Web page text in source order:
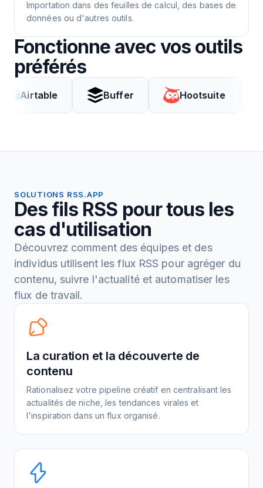
Importation dans des feuilles de calcul, des bases de
données ou d'autres outils.
Fonctionne avec vos outils
préférés
Buffer Hootsuite
SOLUTIONS RSS.APP
Des fils RSS pour tous les
cas d'utilisation
Découvrez comment des équipes et des
individus utilisent les flux RSS pour agréger du
contenu, suivre l'actualité et automatiser les
flux de travail.
La curation et la découverte de
contenu
Rationalisez votre pipeline créatif en centralisant les
actualités de niche, les tendances virales et
l'inspiration dans un flux organisé.